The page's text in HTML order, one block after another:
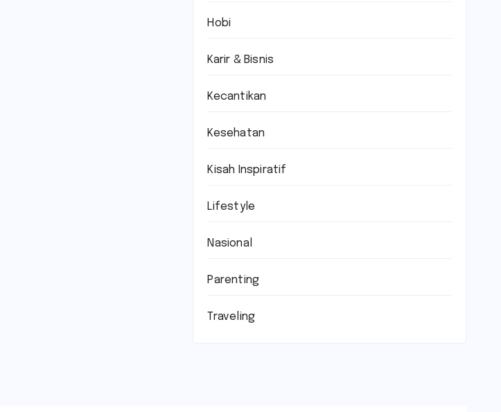
Hobi
Karir & Bisnis
Kecantikan
Kesehatan
Kisah Inspiratif
Lifestyle
Nasional
Parenting
Traveling